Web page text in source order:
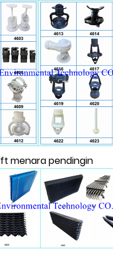
menara pendingin